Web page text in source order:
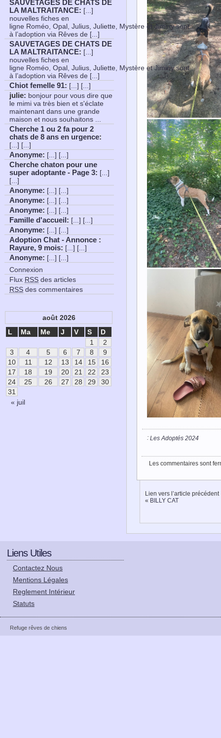
: Les Adoptés 2024
Les commentaires sont
Lien vers l’article précédent
« BILLY CAT
SAUVETAGES DE CHATS DE
LA MALTRAITANCE: [...]
nouvelles fiches en
ligne Roméo, Opal, Julius, Juliette, Mystère et Jiminy sont
à l’adoption via Rêves de [...]
SAUVETAGES DE CHATS DE
LA MALTRAITANCE: [...]
nouvelles fiches en
ligne Roméo, Opal, Julius, Juliette, Mystère et Jiminy sont
à l’adoption via Rêves de [...]
Chiot femelle 91: [...] [...]
julie: bonjour pour vous dire que
le mimi va très bien et s'éclate
maintenant dans une grande
maison et nous souhaitons ...
Cherche 1 ou 2 fa pour 2
chats de 8 ans en urgence:
[...] [...]
Anonyme: [...] [...]
Cherche chaton pour une
super adoptante - Page 3: [...]
[...]
Anonyme: [...] [...]
Anonyme: [...] [...]
Anonyme: [...] [...]
Famille d'accueil : [...] [...]
Anonyme: [...] [...]
Adoption Chat - Annonce :
Rayure, 9 mois: [...] [...]
Anonyme: [...] [...]
Connexion
Flux RSS des articles
RSS des commentaires
août 2026
L
Ma Me J V S D
« juil
1
2
3
4 5 6 7 8
9
10
11 12 13 14 15
16
17
18 19 20 21 22
23
24
25 26 27 28 29
30
31
Liens Utiles
Contactez Nous
Mentions Légales
Reglement Intérieur
Statuts
Refuge rêves de chiens